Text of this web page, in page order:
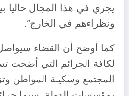
يجري في هذا المجال حاليا
ونظراءهم في الخارج”.
كما أوضح أن القضاء
لكافة الجرائم التي أضحت
المجتمع وسكينة المواطن